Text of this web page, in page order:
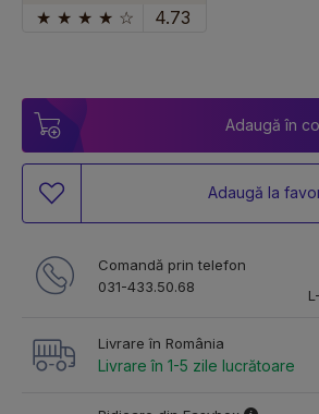
★ ★ ★ ★ ☆ 4.73
Adaugă în
Adaugă la
Comandă prin telefon
031-433.50.68
Livrare în România
Livrare în 1-5 zile lucrătoare